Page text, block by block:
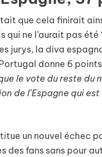
que cela finirait
qui ne l’aurait pas
jurys, la diva
donne 6
le vote du reste du
de l’Espagne qui
un nouvel échec
des fans sans pour